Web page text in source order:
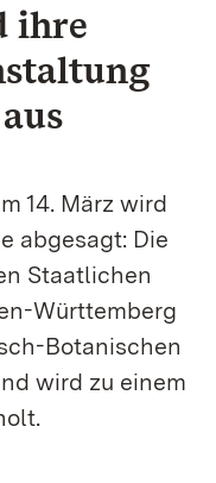
ihre
14. März wird
abgesagt: Die
Staatlichen
Württemberg
Botanischen
wird zu einem